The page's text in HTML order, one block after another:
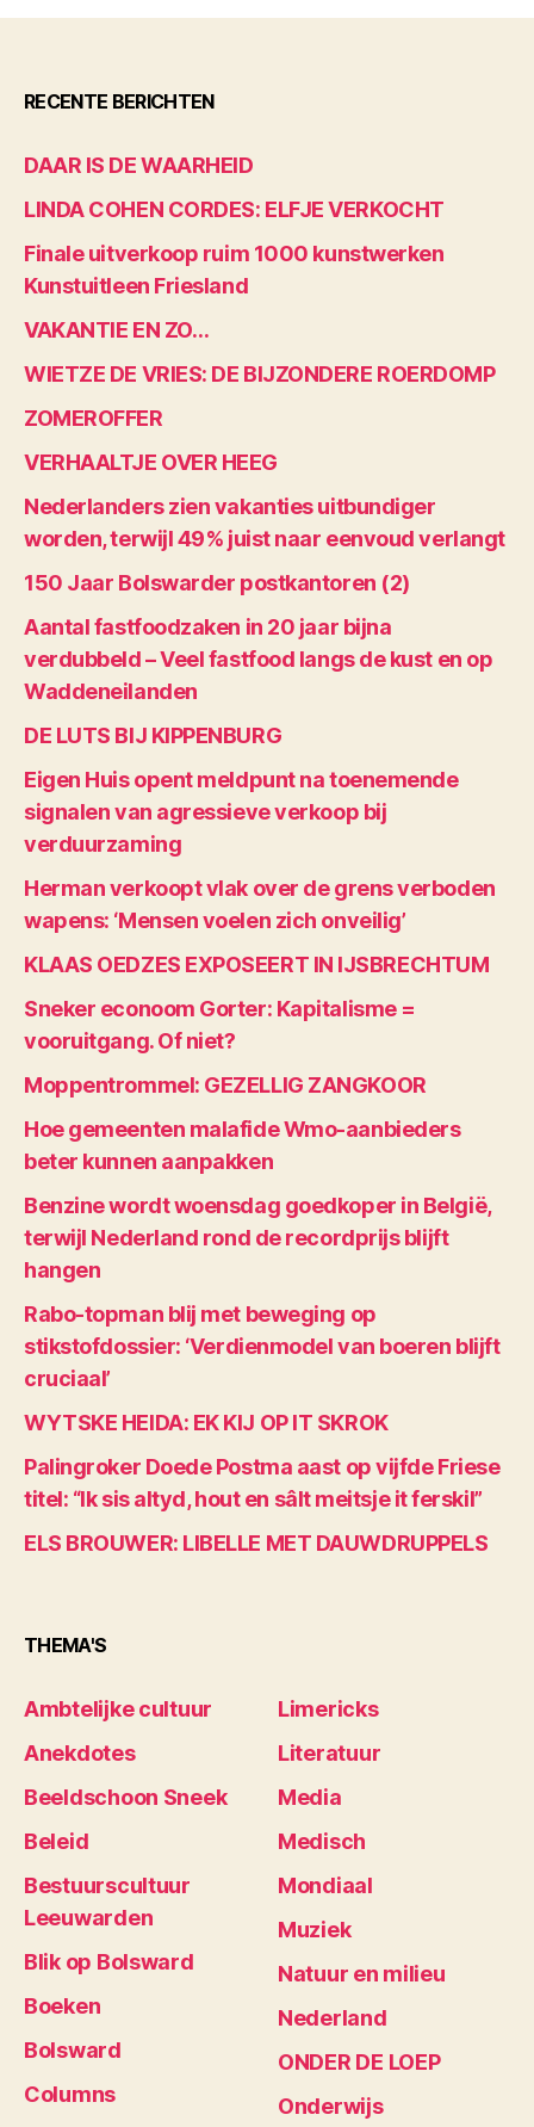
RECENTE BERICHTEN
DAAR IS DE WAARHEID
LINDA COHEN CORDES: ELFJE VERKOCHT
Finale uitverkoop ruim 1000 kunstwerken
Kunstuitleen Friesland
VAKANTIE EN ZO…
WIETZE DE VRIES: DE BIJZONDERE ROERDOMP
ZOMEROFFER
VERHAALTJE OVER HEEG
Nederlanders zien vakanties uitbundiger
worden, terwijl 49% juist naar eenvoud verlangt
150 Jaar Bolswarder postkantoren (2)
Aantal fastfoodzaken in 20 jaar bijna
verdubbeld – Veel fastfood langs de kust en op
Waddeneilanden
DE LUTS BIJ KIPPENBURG
Eigen Huis opent meldpunt na toenemende
signalen van agressieve verkoop bij
verduurzaming
Herman verkoopt vlak over de grens verboden
wapens: ‘Mensen voelen zich onveilig’
KLAAS OEDZES EXPOSEERT IN IJSBRECHTUM
Sneker econoom Gorter: Kapitalisme =
vooruitgang. Of niet?
Moppentrommel: GEZELLIG ZANGKOOR
Hoe gemeenten malafide Wmo-aanbieders
beter kunnen aanpakken
Benzine wordt woensdag goedkoper in België,
terwijl Nederland rond de recordprijs blijft
hangen
Rabo-topman blij met beweging op
stikstofdossier: ‘Verdienmodel van boeren blijft
cruciaal’
WYTSKE HEIDA: EK KIJ OP IT SKROK
Palingroker Doede Postma aast op vijfde Friese
titel: “Ik sis altyd, hout en sâlt meitsje it ferskil”
ELS BROUWER: LIBELLE MET DAUWDRUPPELS
THEMA'S
Ambtelijke cultuur
Anekdotes
Beeldschoon Sneek
Beleid
Bestuurscultuur
Leeuwarden
Blik op Bolsward
Boeken
Bolsward
Columns
Limericks
Literatuur
Media
Medisch
Mondiaal
Muziek
Natuur en milieu
Nederland
ONDER DE LOEP
Onderwijs